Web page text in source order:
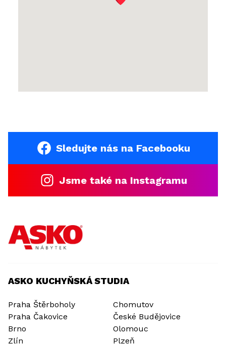
Sledujte nás na Facebooku
Jsme také na Instagramu
ASKO KUCHYŇSKÁ STUDIA
Praha Štěrboholy
Praha Čakovice
Brno
Zlín
Chomutov
České Budějovice
Olomouc
Plzeň